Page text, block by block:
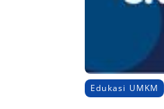
Edukasi UMKM